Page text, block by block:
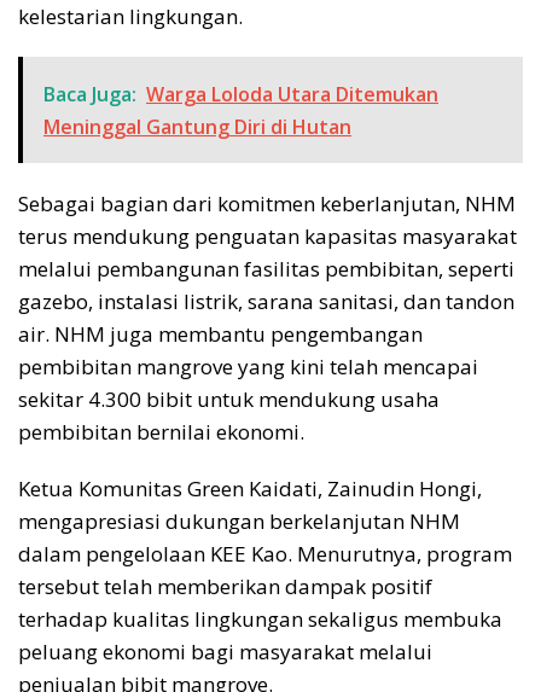
kelestarian lingkungan.
Baca Juga: Warga Loloda Utara Ditemukan
Meninggal Gantung Diri di Hutan
Sebagai bagian dari komitmen keberlanjutan, NHM
terus mendukung penguatan kapasitas masyarakat
melalui pembangunan fasilitas pembibitan, seperti
gazebo, instalasi listrik, sarana sanitasi, dan tandon
air. NHM juga membantu pengembangan
pembibitan mangrove yang kini telah mencapai
sekitar 4.300 bibit untuk mendukung usaha
pembibitan bernilai ekonomi.
Ketua Komunitas Green Kaidati, Zainudin Hongi,
mengapresiasi dukungan berkelanjutan NHM
dalam pengelolaan KEE Kao. Menurutnya, program
tersebut telah memberikan dampak positif
terhadap kualitas lingkungan sekaligus membuka
peluang ekonomi bagi masyarakat melalui
penjualan bibit mangrove.